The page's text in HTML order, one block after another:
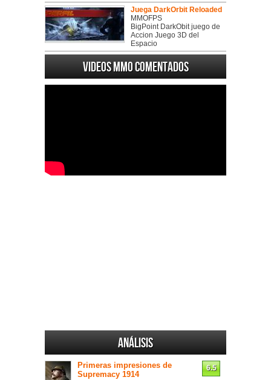
Juega DarkOrbit Reloaded
MMOFPS
BigPoint DarkObit juego de
Accion Juego 3D del
Espacio
Videos MMO Comentados
Análisis
Primeras impresiones de
Supremacy 1914
6.5